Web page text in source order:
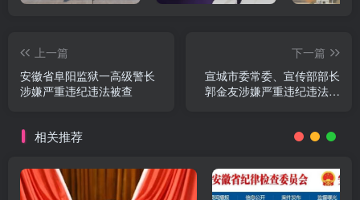
上一篇
安徽省阜阳监狱一高级警长
涉嫌严重违纪违法被查
下一篇
宣城市委常委、宣传部部长
郭金友涉嫌严重违纪违法被
相关推荐